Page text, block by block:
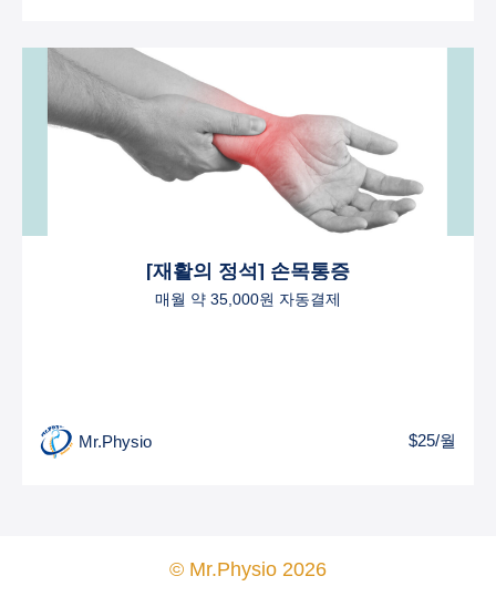
[재활의 정석] 손목통증
매월 약 35,000원 자동결제
Mr.Physio $25/월
© Mr.Physio 2026